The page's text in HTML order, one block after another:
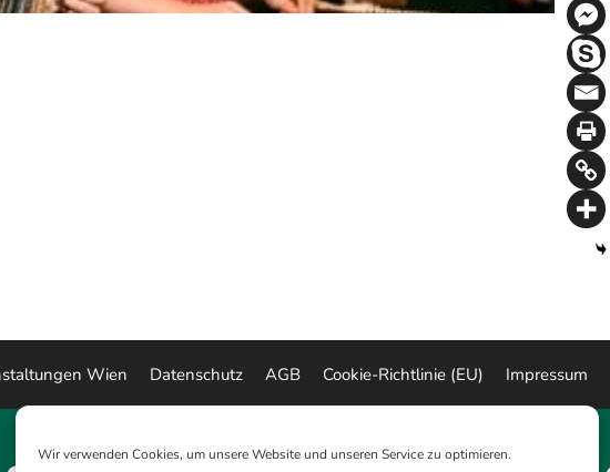
Wir verwenden Cookies, um unsere Website und unseren Service zu optimieren.
Wien Datenschutz AGB Cookie-Richtlinie (EU) Impressum